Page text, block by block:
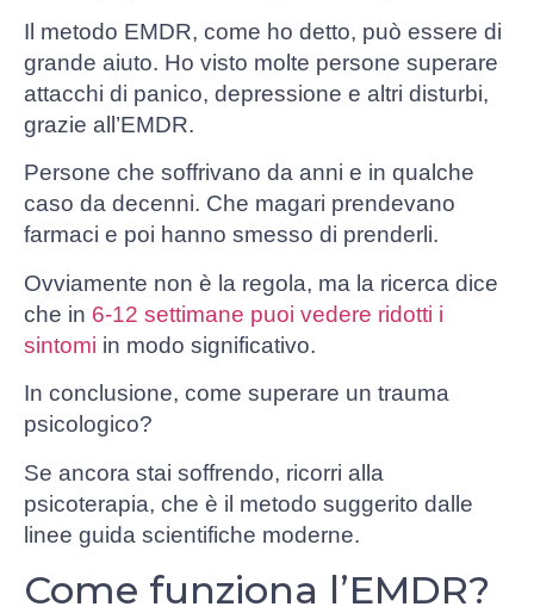
Il metodo EMDR, come ho detto, può essere di
grande aiuto. Ho visto molte persone superare
attacchi di panico, depressione e altri disturbi,
grazie all’EMDR.
Persone che soffrivano da anni e in qualche
caso da decenni. Che magari prendevano
farmaci e poi hanno smesso di prenderli.
Ovviamente non è la regola, ma la ricerca dice
che in 6-12 settimane puoi vedere ridotti i
sintomi in modo significativo.
In conclusione, come superare un trauma
psicologico?
Se ancora stai soffrendo, ricorri alla
psicoterapia, che è il metodo suggerito dalle
linee guida scientifiche moderne.
Come funziona l’EMDR?